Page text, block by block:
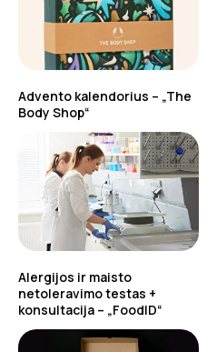
Advento kalendorius – „The
Body Shop“
Alergijos ir maisto
netoleravimo testas +
konsultacija – „FoodID“